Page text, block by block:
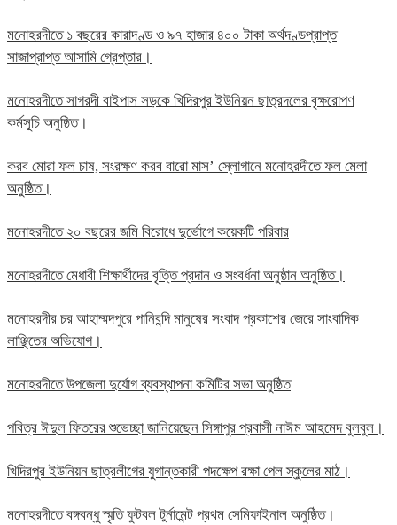
মনোহরদীতে ১ বছরের কারাদণ্ড ও ৯৭ হাজার ৪০০ টাকা অর্থদণ্ডপ্রাপ্ত
সাজাপ্রাপ্ত আসামি গ্রেপ্তার।
মনোহরদীতে সাগরদী বাইপাস সড়কে খিদিরপুর ইউনিয়ন ছাত্রদলের বৃক্ষরোপণ
কর্মসূচি অনুষ্ঠিত।
করব মোরা ফল চাষ, সংরক্ষণ করব বারো মাস’ স্লোগানে মনোহরদীতে ফল মেলা
অনুষ্ঠিত।
মনোহরদীতে ২০ বছরের জমি বিরোধে দুর্ভোগে কয়েকটি পরিবার
মনোহরদীতে মেধাবী শিক্ষার্থীদের বৃত্তি প্রদান ও সংবর্ধনা অনুষ্ঠান অনুষ্ঠিত।
মনোহরদীর চর আহাম্মদপুরে পানিবন্দি মানুষের সংবাদ প্রকাশের জেরে সাংবাদিক
লাঞ্ছিতের অভিযোগ।
মনোহরদীতে উপজেলা দুর্যোগ ব্যবস্থাপনা কমিটির সভা অনুষ্ঠিত
পবিত্র ঈদুল ফিতরের শুভেচ্ছা জানিয়েছেন সিঙ্গাপুর প্রবাসী নাঈম আহমেদ বুলবুল।
খিদিরপুর ইউনিয়ন ছাত্রলীগের যুগান্তকারী পদক্ষেপ রক্ষা পেল স্কুলের মাঠ।
মনোহরদীতে বঙ্গবন্ধু স্মৃতি ফুটবল টুর্নামেন্ট প্রথম সেমিফাইনাল অনুষ্ঠিত।